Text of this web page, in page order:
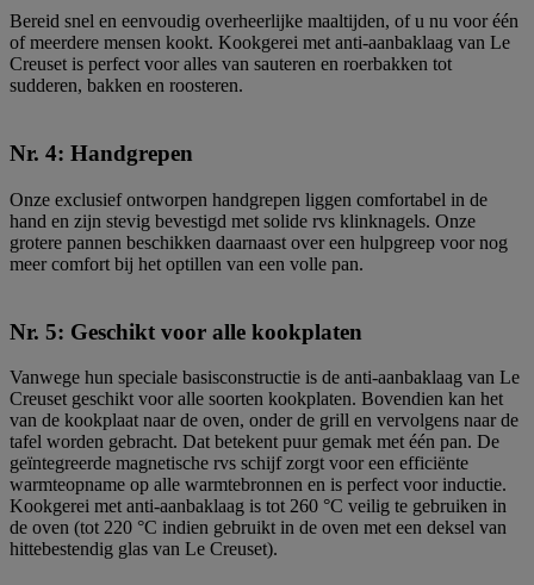
Bereid snel en eenvoudig overheerlijke maaltijden, of u nu voor één
of meerdere mensen kookt. Kookgerei met anti-aanbaklaag van Le
Creuset is perfect voor alles van sauteren en roerbakken tot
sudderen, bakken en roosteren.
Nr. 4: Handgrepen
Onze exclusief ontworpen handgrepen liggen comfortabel in de
hand en zijn stevig bevestigd met solide rvs klinknagels. Onze
grotere pannen beschikken daarnaast over een hulpgreep voor nog
meer comfort bij het optillen van een volle pan.
Nr. 5: Geschikt voor alle kookplaten
Vanwege hun speciale basisconstructie is de anti-aanbaklaag van Le
Creuset geschikt voor alle soorten kookplaten. Bovendien kan het
van de kookplaat naar de oven, onder de grill en vervolgens naar de
tafel worden gebracht. Dat betekent puur gemak met één pan. De
geïntegreerde magnetische rvs schijf zorgt voor een efficiënte
warmteopname op alle warmtebronnen en is perfect voor inductie.
Kookgerei met anti-aanbaklaag is tot 260 °C veilig te gebruiken in
de oven (tot 220 °C indien gebruikt in de oven met een deksel van
hittebestendig glas van Le Creuset).